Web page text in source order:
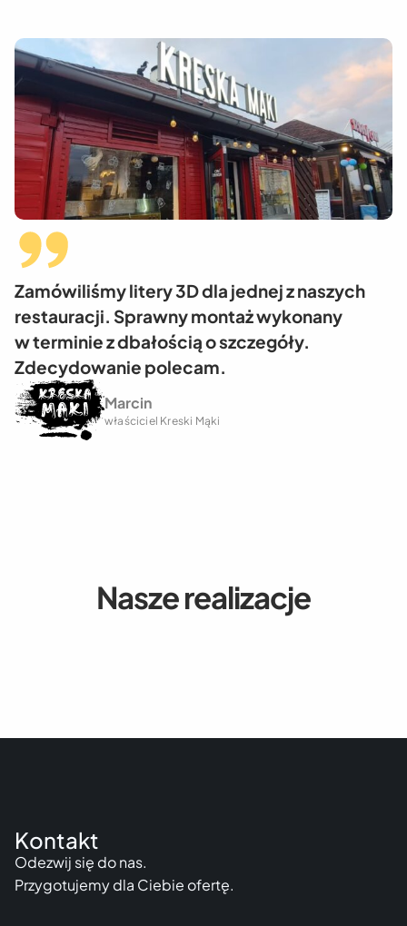
Zamówiliśmy litery 3D dla jednej z naszych
restauracji. Sprawny montaż wykonany
w terminie z dbałością o szczegóły.
Zdecydowanie polecam.
Marcin
właściciel Kreski Mąki
Nasze realizacje
Kontakt
Odezwij się do nas.
Przygotujemy dla Ciebie ofertę.